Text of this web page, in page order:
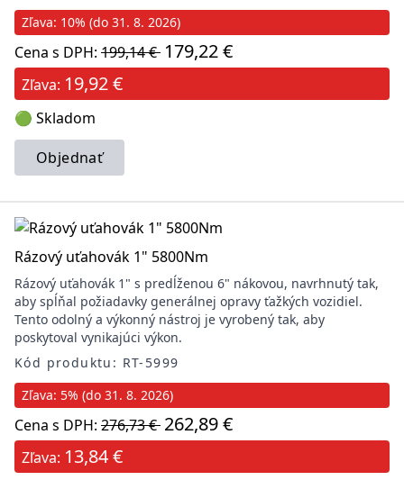
Zľava: 10% (do 31. 8. 2026)
Cena s DPH: 199,14 € 179,22 €
Zľava: 19,92 €
🟢 Skladom
Objednať
Rázový uťahovák 1" 5800Nm
Rázový uťahovák 1" s predĺženou 6" nákovou, navrhnutý tak,
aby spĺňal požiadavky generálnej opravy ťažkých vozidiel.
Tento odolný a výkonný nástroj je vyrobený tak, aby
poskytoval vynikajúci výkon.
Kód produktu: RT-5999
Zľava: 5% (do 31. 8. 2026)
Cena s DPH: 276,73 € 262,89 €
Zľava: 13,84 €